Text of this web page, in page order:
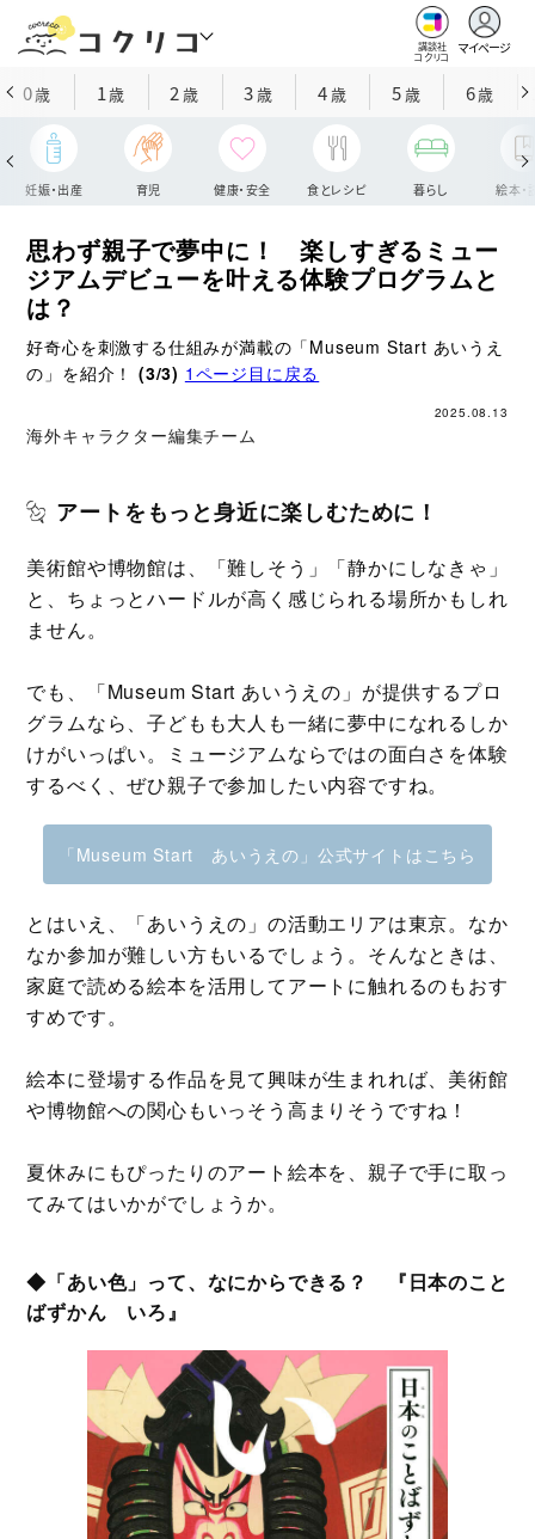
講談社
コクリコ
マイページ
0歳 1歳 2 歳 3歳 4歳 5歳 6歳
妊娠・出産 育児 健康・安全 食とレシピ 暮らし 絵本・
思わず親子で夢中に！ 楽しすぎるミュー
ジアムデビューを叶える体験プログラムと
は？
好奇心を刺激する仕組みが満載の「Museum Start あいうえ
の」を紹介！(3/3) 1ページ目に戻る
2025.08.13
海外キャラクター編集チーム
アートをもっと身近に楽しむために！
美術館や博物館は、「難しそう」「静かにしなきゃ」
と、ちょっとハードルが高く感じられる場所かもしれ
ません。
でも、「Museum Start あいうえの」が提供するプロ
グラムなら、子どもも大人も一緒に夢中になれるしか
けがいっぱい。ミュージアムならではの面白さを体験
するべく、ぜひ親子で参加したい内容ですね。
「Museum Start あいうえの」公式サイトはこちら
とはいえ、「あいうえの」の活動エリアは東京。なか
なか参加が難しい方もいるでしょう。そんなときは、
家庭で読める絵本を活用してアートに触れるのもおす
すめです。
絵本に登場する作品を見て興味が生まれれば、美術館
や博物館への関心もいっそう高まりそうですね！
夏休みにもぴったりのアート絵本を、親子で手に取っ
てみてはいかがでしょうか。
◆「あい色」って、なにからできる？ 『日本のこと
ばずかん いろ』